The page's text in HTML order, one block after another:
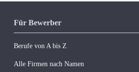
Für Bewerber
Berufe von A bis Z
Alle Firmen nach Namen